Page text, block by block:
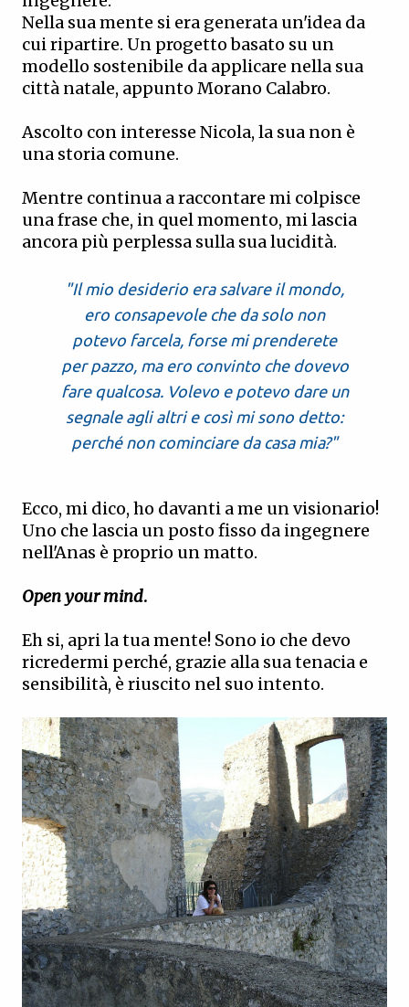
Nella sua mente si era generata un'idea da
cui ripartire. Un progetto basato su un
modello sostenibile da applicare nella sua
città natale, appunto Morano Calabro.
Ascolto con interesse Nicola, la sua non è
una storia comune.
Mentre continua a raccontare mi colpisce
una frase che, in quel momento, mi lascia
ancora più perplessa sulla sua lucidità.
"Il mio desiderio era salvare il mondo,
ero consapevole che da solo non
potevo farcela, forse mi prenderete
per pazzo, ma ero convinto che dovevo
fare qualcosa. Volevo e potevo dare un
segnale agli altri e così mi sono detto:
perché non cominciare da casa mia?"
Ecco, mi dico, ho davanti a me un visionario!
Uno che lascia un posto fisso da ingegnere
nell'Anas è proprio un matto.
Open your mind.
Eh si, apri la tua mente! Sono io che devo
ricredermi perché, grazie alla sua tenacia e
sensibilità, è riuscito nel suo intento.